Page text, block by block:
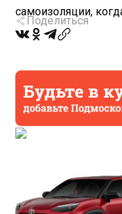
самоизоляции,
Поделиться